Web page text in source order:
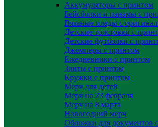
Аккумуляторы с принтом
Бейсболки и панамы с
Вязаные пледы с
Детские толстовки с
Детские футболки с
Джемперы с принтом
Ежедневники с принтом
Зонты с принтом
Кружки с принтом
Мерч для детей
Мерч на 23 февраля
Мерч на 8 марта
Новогодний мерч
Обложки для документов